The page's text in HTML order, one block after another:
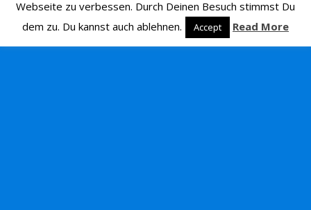
Webseite zu verbessen. Durch Deinen Besuch stimmst Du
dem zu. Du kannst auch ablehnen.
Accept Read More